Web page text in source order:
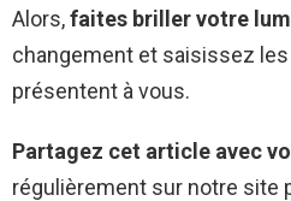
Alors,faites briller votre
changement et saisissez
présentent à vous.
Partagez cet article avec
régulièrement sur notre site